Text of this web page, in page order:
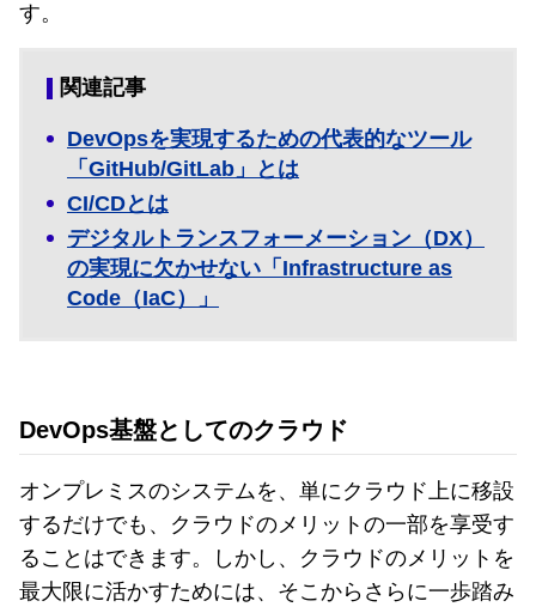
す。
関連記事
DevOpsを実現するための代表的なツール
「GitHub/GitLab」とは
CI/CDとは
デジタルトランスフォーメーション（DX）
の実現に欠かせない「Infrastructure as
Code（IaC）」
DevOps基盤としてのクラウド
オンプレミスのシステムを、単にクラウド上に移設
するだけでも、クラウドのメリットの一部を享受す
ることはできます。しかし、クラウドのメリットを
最大限に活かすためには、そこからさらに一歩踏み